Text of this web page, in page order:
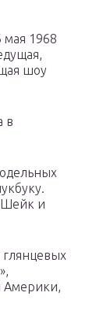
мая 1968
шоу
в
Шейк и
глянцевых
Америки,